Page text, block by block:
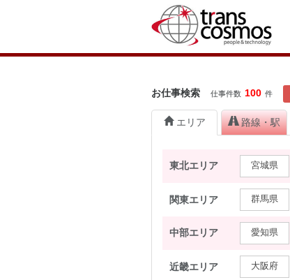
お仕事検索 仕事件数 100 件
エリア 路線・駅
東北エリア 宮城県
関東エリア 群馬県
中部エリア 愛知県
近畿エリア 大阪府